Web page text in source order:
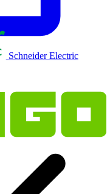
Schneider Electric